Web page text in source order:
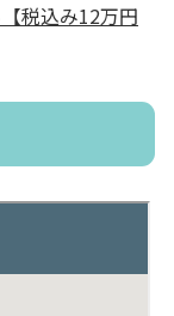
税込み12万円